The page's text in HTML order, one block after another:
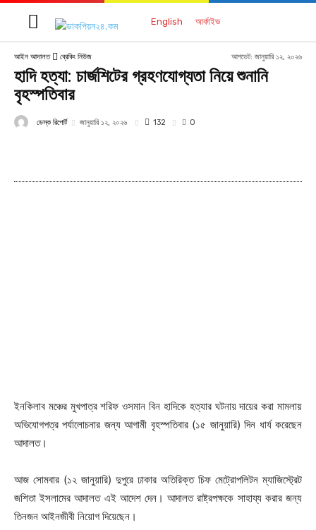
English আর্কাইভ
আইন আদালত ব্রেকিং নিউজ আপডেট: জানুয়ারি ১২, ২০২৬
হাদি হত্যা: চার্জশিটের গ্রহণযোগ্যতা নিয়ে শুনানি
বৃহস্পতিবার
ডেস্ক রিপোর্ট জানুয়ারি ১২, ২০২৬ 132 0
ইনকিলাব মঞ্চের মুখপাত্র শরিফ ওসমান বিন হাদিকে হত্যার ঘটনায় দায়ের করা মামলায়
অভিযোগপত্র পর্যালোচনার জন্য আগামী বৃহস্পতিবার (১৫ জানুয়ারি) দিন ধার্য করেছেন
আদালত।
আজ সোমবার (১২ জানুয়ারি) দুপুরে ‎ঢাকার অতিরিক্ত চিফ মেট্রোপলিটন ম্যাজিস্ট্রেট
জশিতা ইসলামের আদালত এই আদেশ দেন। আদালত রাষ্ট্রপক্ষকে সাহায্য করার জন্য
তিনজন আইনজীবী নিয়োগ দিয়েছেন।